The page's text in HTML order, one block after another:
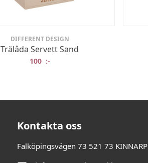
DIFFERENT DESIGN
Trälåda Servett Sand
100 :-
Kontakta oss
Falköpingsvägen 73 521 73 KINNARP